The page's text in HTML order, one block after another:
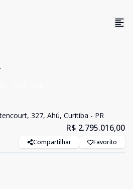
327, Ahú, Curitiba - PR
R$ 2.795.016,00
Compartilhar Favorito